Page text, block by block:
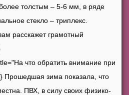
толстым – 5-6 мм, в ряде
стекло – триплекс.
расскажет грамотный
что обратить внимание при
Прошедшая зима показала, что
ПВХ, в силу своих физико-